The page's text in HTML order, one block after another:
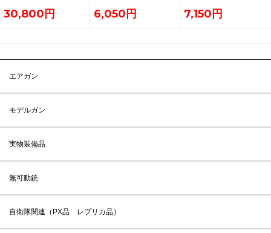
30,800円 6,050円 7,150円
エアガン
モデルガン
実物装備品
無可動銃
自衛隊関連（PX品 レプリカ品）